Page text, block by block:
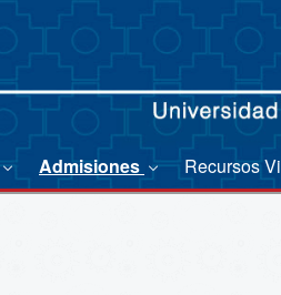
Admisiones Recursos